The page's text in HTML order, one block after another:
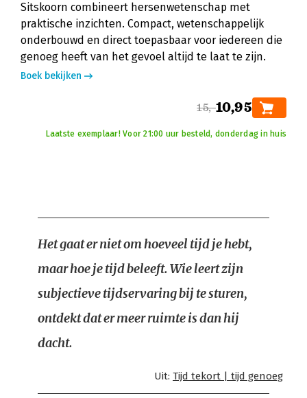
Sitskoorn combineert hersenwetenschap met
praktische inzichten. Compact, wetenschappelijk
onderbouwd en direct toepasbaar voor iedereen die
genoeg heeft van het gevoel altijd te laat te zijn.
Boek bekijken
15,-10,95
Laatste exemplaar! Voor 21:00 uur besteld, donderdag in huis
Het gaat er niet om hoeveel tijd je hebt,
maar hoe je tijd beleeft. Wie leert zijn
subjectieve tijdservaring bij te sturen,
ontdekt dat er meer ruimte is dan hij
dacht.
Uit: Tijd tekort | tijd genoeg